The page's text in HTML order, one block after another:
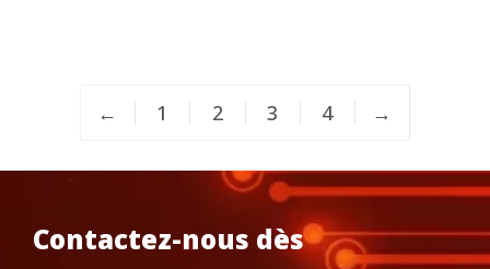
← 1 2 3 4 →
Contactez-nous dès